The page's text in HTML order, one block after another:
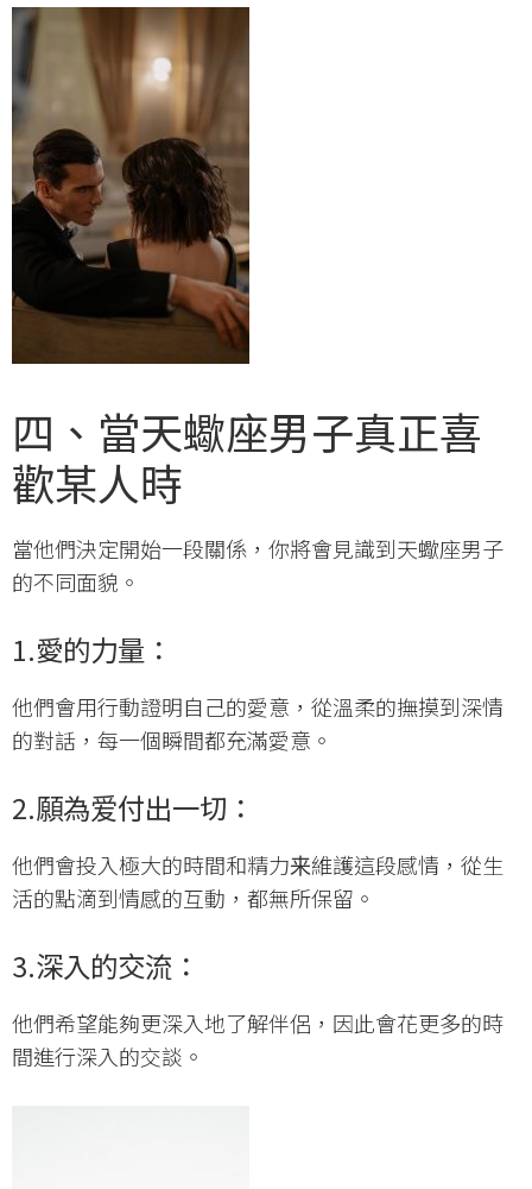
四、當天蠍座男子真正喜
歡某人時
當他們決定開始一段關係，你將會見識到天蠍座男子
的不同面貌。
1.愛的力量 ：
他們會用行動證明自己的愛意，從溫柔的撫摸到深情
的對話，每一個瞬間都充滿愛意。
2.願為爱付出一切 ：
他們會投入極大的時間和精力来維護這段感情，從生
活的點滴到情感的互動，都無所保留。
3.深入的交流 ：
他們希望能夠更深入地了解伴侶，因此會花更多的時
間進行深入的交談。